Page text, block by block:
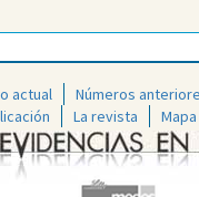
actual
Números
La revista Mapa